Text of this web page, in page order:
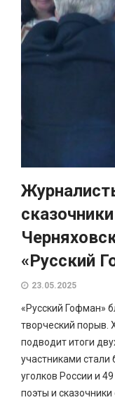
«Русский
23.05.2025
«Русский Гофман»
творческий
подводит итоги
участниками стали
уголков России и
поэты и